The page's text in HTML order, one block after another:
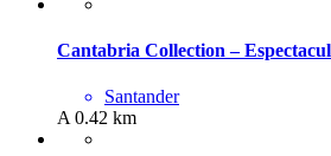
Cantabria Collection –
Santander
A 0.42 km